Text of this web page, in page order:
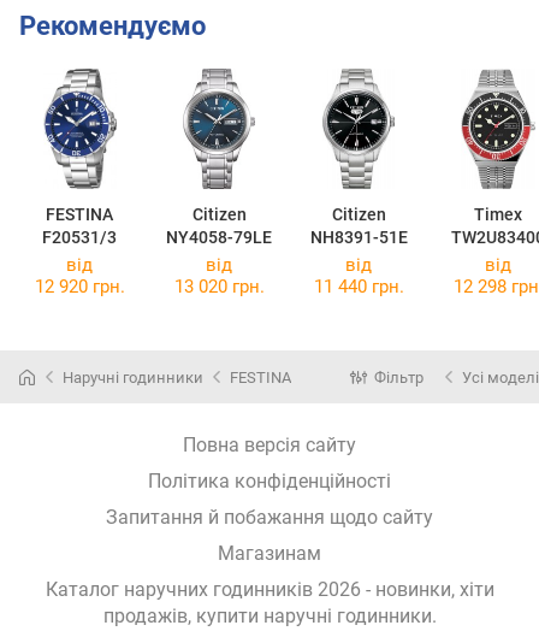
Рекомендуємо
FESTINA
F20531/3
Citizen
NY4058-79LE
Citizen
NH8391-51E
Timex
від
12 920 грн.
від
13 020 грн.
від
11 440 грн.
від
12 298
Наручні годинники FESTINA Фільтр Усі моделі
Повна версія сайту
Політика конфіденційності
Запитання й побажання щодо сайту
Магазинам
Каталог наручних годинників 2026 - новинки, хіти
продажів, купити наручні годинники.